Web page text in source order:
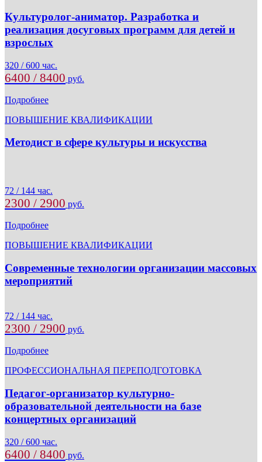
Культуролог-аниматор. Разработка и
реализация досуговых программ для детей и
взрослых
320 / 600 час.
6400 / 8400 руб.
Подробнее
ПОВЫШЕНИЕ КВАЛИФИКАЦИИ
Методист в сфере культуры и искусства
72 / 144 час.
2300 / 2900 руб.
Подробнее
ПОВЫШЕНИЕ КВАЛИФИКАЦИИ
Современные технологии организации массовых
мероприятий
72 / 144 час.
2300 / 2900 руб.
Подробнее
ПРОФЕССИОНАЛЬНАЯ ПЕРЕПОДГОТОВКА
Педагог-организатор культурно-
образовательной деятельности на базе
концертных организаций
320 / 600 час.
6400 / 8400 руб.